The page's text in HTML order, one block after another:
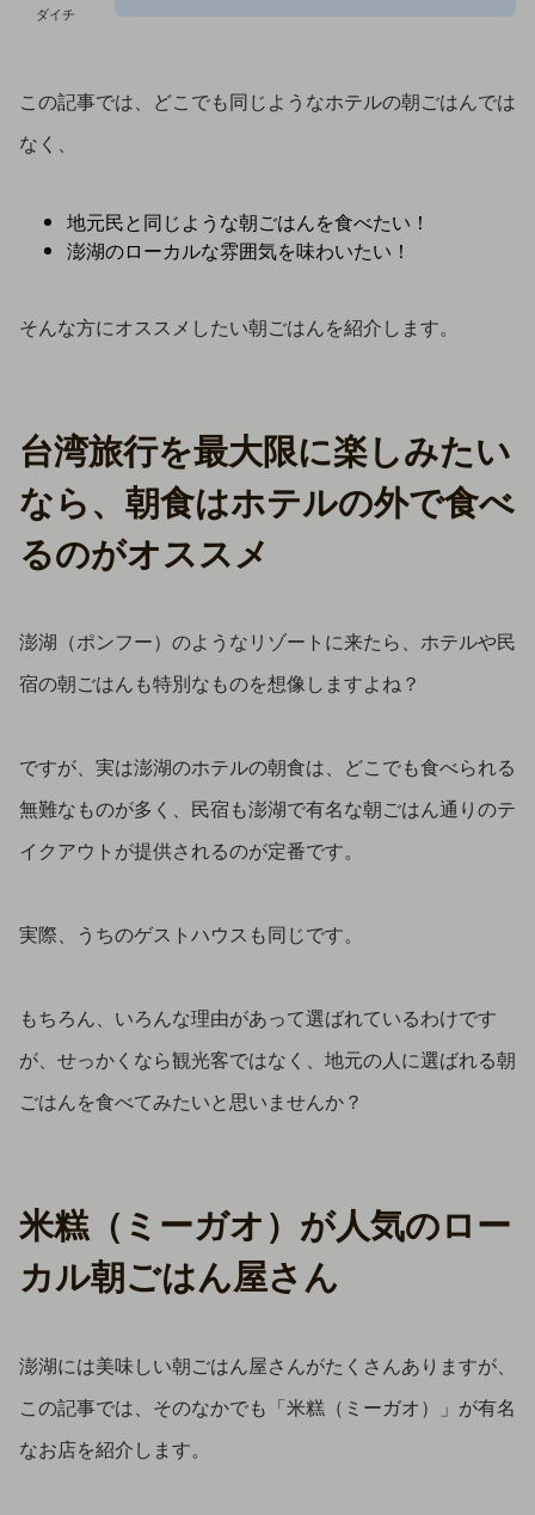
ダイチ
この記事では、どこでも同じようなホテルの朝ごはんでは
なく、
地元民と同じような朝ごはんを食べたい！
澎湖のローカルな雰囲気を味わいたい！
そんな方にオススメしたい朝ごはんを紹介します。
台湾旅行を最大限に楽しみたい
なら、朝食はホテルの外で食べ
るのがオススメ
澎湖（ポンフー）のようなリゾートに来たら、ホテルや民
宿の朝ごはんも特別なものを想像しますよね？
ですが、実は澎湖のホテルの朝食は、どこでも食べられる
無難なものが多く、民宿も澎湖で有名な朝ごはん通りのテ
イクアウトが提供されるのが定番です。
実際、うちのゲストハウスも同じです。
もちろん、いろんな理由があって選ばれているわけです
が、せっかくなら観光客ではなく、地元の人に選ばれる朝
ごはんを食べてみたいと思いませんか？
米糕（ミーガオ）が人気のロー
カル朝ごはん屋さん
澎湖には美味しい朝ごはん屋さんがたくさんありますが、
この記事では、そのなかでも「米糕（ミーガオ）」が有名
なお店を紹介します。